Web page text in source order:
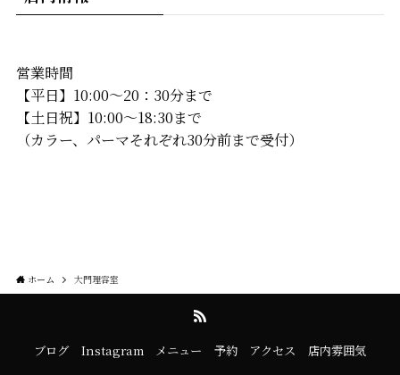
営業時間
【平日】10:00〜20：30分まで
【土日祝】10:00〜18:30まで
（カラー、パーマそれぞれ30分前まで受付）
ホーム 大門理容室
ブログ Instagram メニュー 予約 アクセス 店内雰囲気